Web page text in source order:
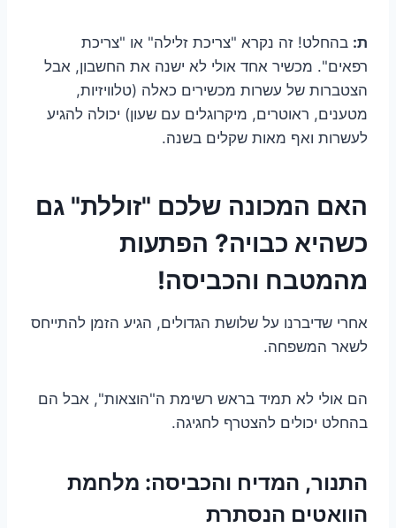
ת: בהחלט! זה נקרא "צריכת זלילה" או "צריכת
רפאים". מכשיר אחד אולי לא ישנה את החשבון, אבל
הצטברות של עשרות מכשירים כאלה (טלוויזיות,
מטענים, ראוטרים, מיקרוגלים עם שעון) יכולה להגיע
לעשרות ואף מאות שקלים בשנה.
האם המכונה שלכם "זוללת" גם
כשהיא כבויה? הפתעות
מהמטבח והכביסה!
אחרי שדיברנו על שלושת הגדולים, הגיע הזמן להתייחס
לשאר המשפחה.
הם אולי לא תמיד בראש רשימת ה"הוצאות", אבל הם
בהחלט יכולים להצטרף לחגיגה.
התנור, המדיח והכביסה: מלחמת
הוואטים הנסתרת